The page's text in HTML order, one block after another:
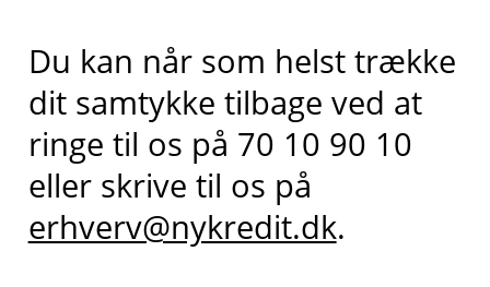
Du kan når som helst trække
dit samtykke tilbage ved at
ringe til os på 70 10 90 10
eller skrive til os på
erhverv@nykredit.dk.